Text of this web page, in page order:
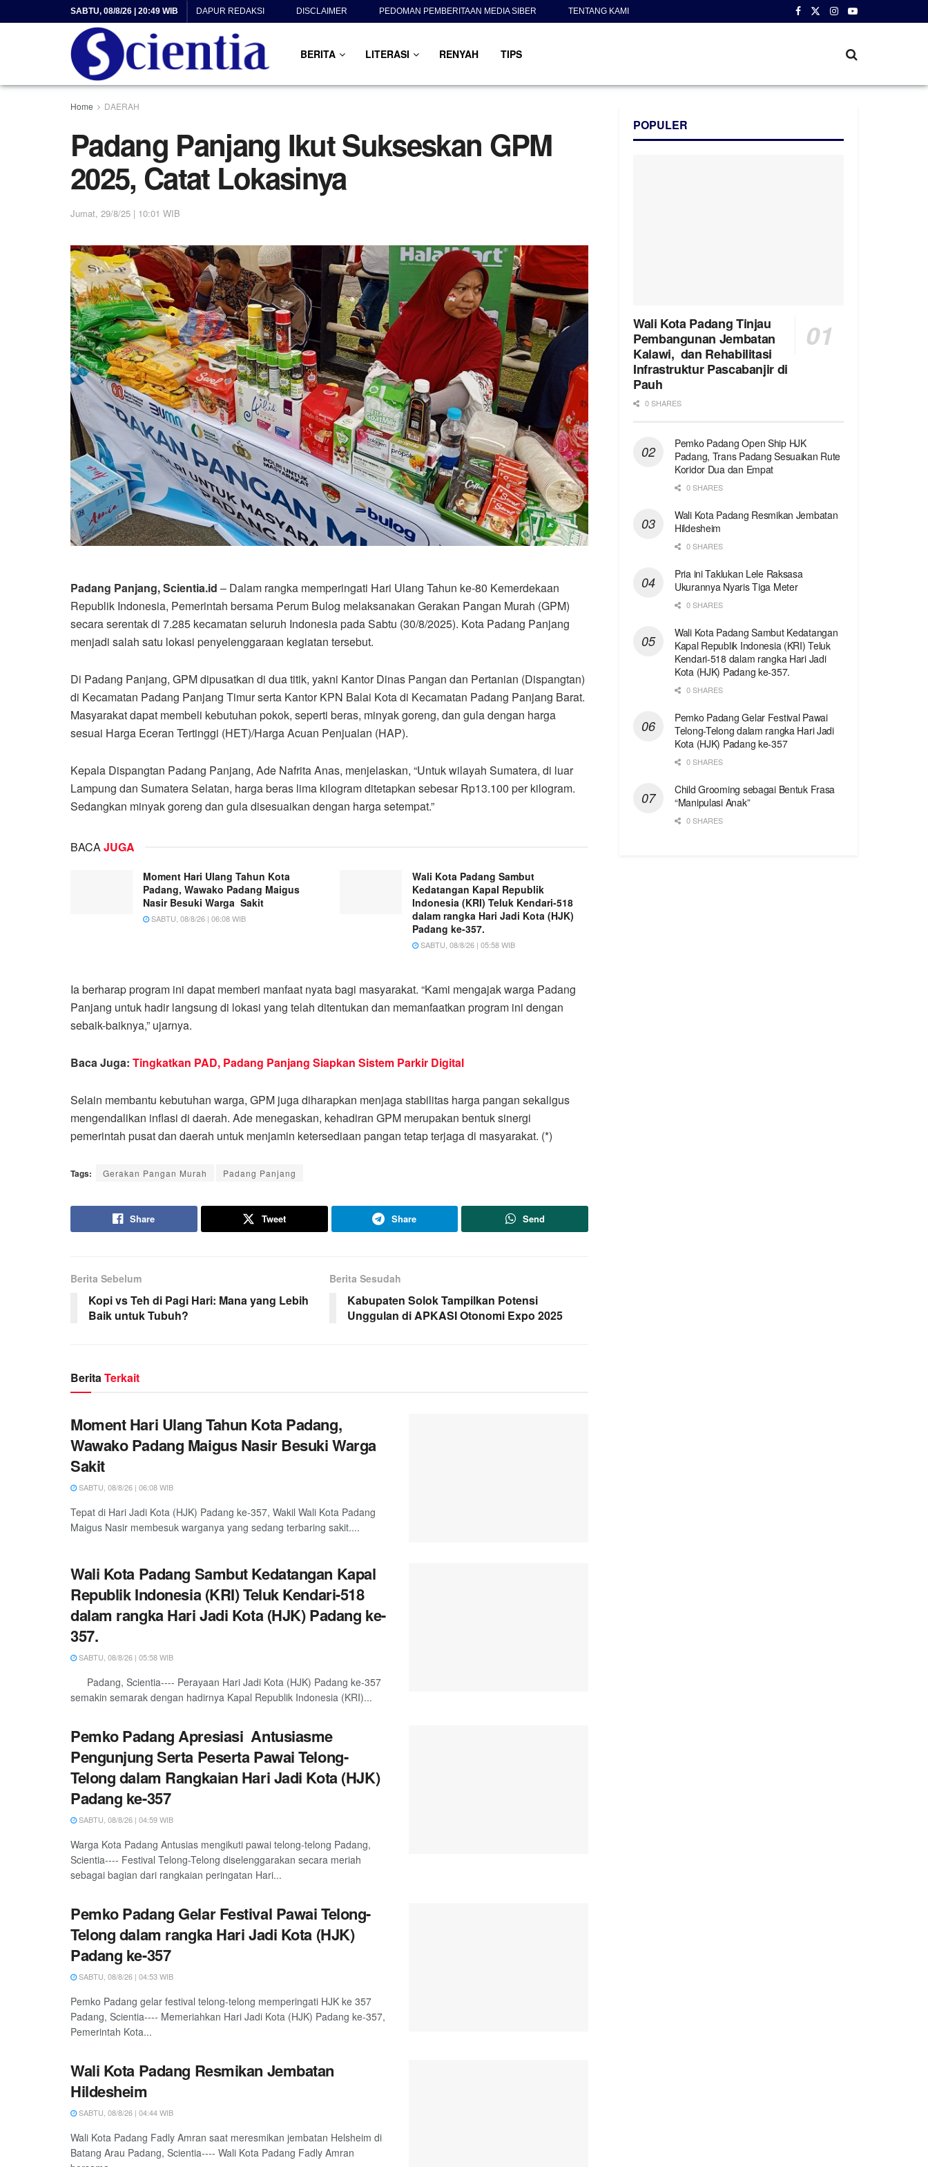
SABTU, 08/8/26 | 20:49 WIB DAPUR REDAKSI DISCLAIMER PEDOMAN PEMBERITAAN MEDIA SIBER TENTANG KAMI
BERITA LITERASI RENYAH TIPS
Home DAERAH
Padang Panjang Ikut Sukseskan GPM
2025, Catat Lokasinya
Jumat, 29/8/25 | 10:01 WIB
Padang Panjang, Scientia.id – Dalam rangka memperingati Hari Ulang Tahun ke-80 Kemerdekaan
Republik Indonesia, Pemerintah bersama Perum Bulog melaksanakan Gerakan Pangan Murah (GPM)
secara serentak di 7.285 kecamatan seluruh Indonesia pada Sabtu (30/8/2025). Kota Padang Panjang
menjadi salah satu lokasi penyelenggaraan kegiatan tersebut.
Di Padang Panjang, GPM dipusatkan di dua titik, yakni Kantor Dinas Pangan dan Pertanian (Dispangtan)
di Kecamatan Padang Panjang Timur serta Kantor KPN Balai Kota di Kecamatan Padang Panjang Barat.
Masyarakat dapat membeli kebutuhan pokok, seperti beras, minyak goreng, dan gula dengan harga
sesuai Harga Eceran Tertinggi (HET)/Harga Acuan Penjualan (HAP).
Kepala Dispangtan Padang Panjang, Ade Nafrita Anas, menjelaskan, “Untuk wilayah Sumatera, di luar
Lampung dan Sumatera Selatan, harga beras lima kilogram ditetapkan sebesar Rp13.100 per kilogram.
Sedangkan minyak goreng dan gula disesuaikan dengan harga setempat.”
BACAJUGA
Moment Hari Ulang Tahun Kota
Padang, Wawako Padang Maigus
Nasir Besuki Warga Sakit
SABTU, 08/8/26 | 06:08 WIB
Wali Kota Padang Sambut
Kedatangan Kapal Republik
Indonesia (KRI) Teluk Kendari-518
dalam rangka Hari Jadi Kota (HJK)
Padang ke-357.
SABTU, 08/8/26 | 05:58 WIB
Ia berharap program ini dapat memberi manfaat nyata bagi masyarakat. “Kami mengajak warga Padang
Panjang untuk hadir langsung di lokasi yang telah ditentukan dan memanfaatkan program ini dengan
sebaik-baiknya,” ujarnya.
Baca Juga: Tingkatkan PAD, Padang Panjang Siapkan Sistem Parkir Digital
Selain membantu kebutuhan warga, GPM juga diharapkan menjaga stabilitas harga pangan sekaligus
mengendalikan inflasi di daerah. Ade menegaskan, kehadiran GPM merupakan bentuk sinergi
pemerintah pusat dan daerah untuk menjamin ketersediaan pangan tetap terjaga di masyarakat. (*)
Tags: Gerakan Pangan Murah Padang Panjang
Share Tweet Share Send
Berita Sebelum
Kopi vs Teh di Pagi Hari: Mana yang Lebih
Baik untuk Tubuh?
Berita Sesudah
Kabupaten Solok Tampilkan Potensi
Unggulan di APKASI Otonomi Expo 2025
BeritaTerkait
Moment Hari Ulang Tahun Kota Padang,
Wawako Padang Maigus Nasir Besuki Warga
Sakit
SABTU, 08/8/26 | 06:08 WIB
Tepat di Hari Jadi Kota (HJK) Padang ke-357, Wakil Wali Kota Padang
Maigus Nasir membesuk warganya yang sedang terbaring sakit....
Wali Kota Padang Sambut Kedatangan Kapal
Republik Indonesia (KRI) Teluk Kendari-518
dalam rangka Hari Jadi Kota (HJK) Padang ke-
357.
SABTU, 08/8/26 | 05:58 WIB
Padang, Scientia---- Perayaan Hari Jadi Kota (HJK) Padang ke-357
semakin semarak dengan hadirnya Kapal Republik Indonesia (KRI)...
Pemko Padang Apresiasi Antusiasme
Pengunjung Serta Peserta Pawai Telong-
Telong dalam Rangkaian Hari Jadi Kota (HJK)
Padang ke-357
SABTU, 08/8/26 | 04:59 WIB
Warga Kota Padang Antusias mengikuti pawai telong-telong Padang,
Scientia---- Festival Telong-Telong diselenggarakan secara meriah
sebagai bagian dari rangkaian peringatan Hari...
Pemko Padang Gelar Festival Pawai Telong-
Telong dalam rangka Hari Jadi Kota (HJK)
Padang ke-357
SABTU, 08/8/26 | 04:53 WIB
Pemko Padang gelar festival telong-telong memperingati HJK ke 357
Padang, Scientia---- Memeriahkan Hari Jadi Kota (HJK) Padang ke-357,
Pemerintah Kota...
Wali Kota Padang Resmikan Jembatan
Hildesheim
SABTU, 08/8/26 | 04:44 WIB
Wali Kota Padang Fadly Amran saat meresmikan jembatan Helsheim di
Batang Arau Padang, Scientia---- Wali Kota Padang Fadly Amran
POPULER
Wali Kota Padang Tinjau
Pembangunan Jembatan
Kalawi, dan Rehabilitasi
Infrastruktur Pascabanjir di
Pauh
0 SHARES
Pemko Padang Open Ship HJK
Padang, Trans Padang Sesuaikan Rute
Koridor Dua dan Empat
0 SHARES
Wali Kota Padang Resmikan Jembatan
Hildesheim
0 SHARES
Pria ini Taklukan Lele Raksasa
Ukurannya Nyaris Tiga Meter
0 SHARES
Wali Kota Padang Sambut Kedatangan
Kapal Republik Indonesia (KRI) Teluk
Kendari-518 dalam rangka Hari Jadi
Kota (HJK) Padang ke-357.
0 SHARES
Pemko Padang Gelar Festival Pawai
Telong-Telong dalam rangka Hari Jadi
Kota (HJK) Padang ke-357
0 SHARES
Child Grooming sebagai Bentuk Frasa
“Manipulasi Anak”
0 SHARES